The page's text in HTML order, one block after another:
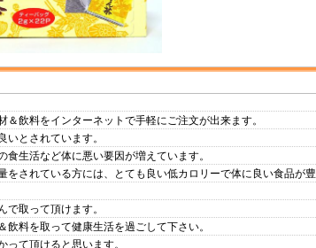
飲料をインターネットで手軽にご注文が出来ます。
とされています。
生活など体に悪い要因が増えています。
をされている方には、とても良い低カロリーで体に良い食品が豊
取って頂けます。
料を取って健康生活を過ごして下さい。
て頂けると思います。